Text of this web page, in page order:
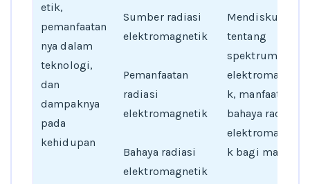
etik,
pemanfaatan
nya dalam
teknologi,
dan
dampaknya
pada
kehidupan
Sumber radiasi
elektromagnetik
Pemanfaatan
radiasi
elektromagnetik
Bahaya radiasi
elektromagnetik
Mendiskusikan
tentang
spektrum
elektromagneti
k, manfaat dan
bahaya radiasi
elektromagneti
k bagi manusia